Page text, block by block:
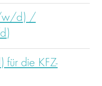
w/d) /
die KFZ-